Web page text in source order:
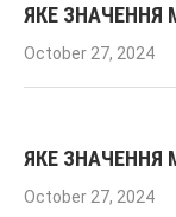
ЯКЕ ЗНАЧЕННЯ
October 27, 2024
ЯКЕ ЗНАЧЕННЯ
October 27, 2024